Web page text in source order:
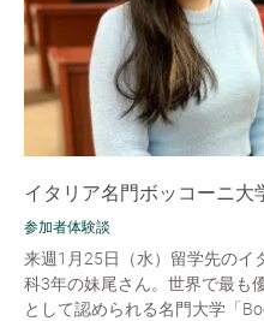
イタリア名門ボッコーニ大
参加者体験談
来週1月25日（水）留学先のイ
科3年の妹尾さん。世界で最も
として認められる名門大学「